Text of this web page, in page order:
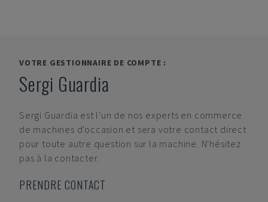
VOTRE GESTIONNAIRE DE COMPTE :
Sergi Guardia
Sergi Guardia est l'un de nos experts en commerce
de machines d'occasion et sera votre contact direct
pour toute autre question sur la machine. N'hésitez
pas à la contacter.
PRENDRE CONTACT